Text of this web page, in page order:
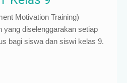
Motivation Training)
yang diselenggarakan setiap
bagi siswa dan siswi kelas 9.